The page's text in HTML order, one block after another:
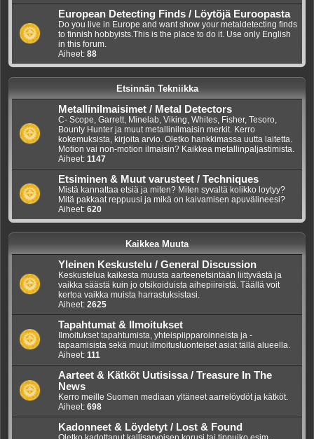
European Detecting Finds / Löytöjä Euroopasta
Do you live in Europe and want show your metaldetecting finds
to finnish hobbyists.This is the place to do it. Use only English
in this forum.
Aiheet: 88
Etsinnän Tekniikka
Metallinilmaisimet / Metal Detectors
C- Scope, Garrett, Minelab, Viking, Whites, Fisher, Tesoro,
Bounty Hunter ja muut metallinilmaisin merkit. Kerro
kokemuksista, kirjoita arvio. Oletko hankkimassa uutta laitetta.
Motion vai non-motion ilmaisin? Kaikkea metallinpaljastimista.
Aiheet: 1147
Etsiminen & Muut varusteet / Techniques
Mistä kannattaa etsiä ja miten? Miten syvaltä kolikko loytyy?
Mitä pakkaat reppuusi ja mikä on kaivamisen apuvälineesi?
Aiheet: 620
Kaikkea Muuta
Yleinen Keskustelu / General Discussion
Keskustelua kaikesta muusta aarteenetsintään liittyvästä ja
vaikka säästä kuin jo otsikoiduista aihepiireistä. Täällä voit
kertoa vaikka muista harrastuksistasi.
Aiheet: 2625
Tapahtumat & Ilmoitukset
Ilmoitukset tapahtumista, yhteispiipparoinneista ja -
tapaamisista sekä muut ilmoitusluonteiset asiat tällä alueella.
Aiheet: 111
Aarteet & Kätköt Uutisissa / Treasure In The
News
Kerro meille Suomen mediaan yltäneet aarrelöydöt ja kätköt.
Aiheet: 698
Kadonneet & Löydetyt / Lost & Found